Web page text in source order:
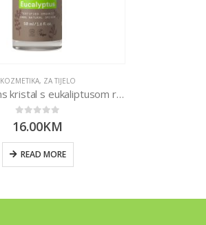
KOZMETIKA, ZA TIJELO
Dezodorans kristal s eukaliptusom roll on 50ml
0 out of 5
16.00KM
READ MORE